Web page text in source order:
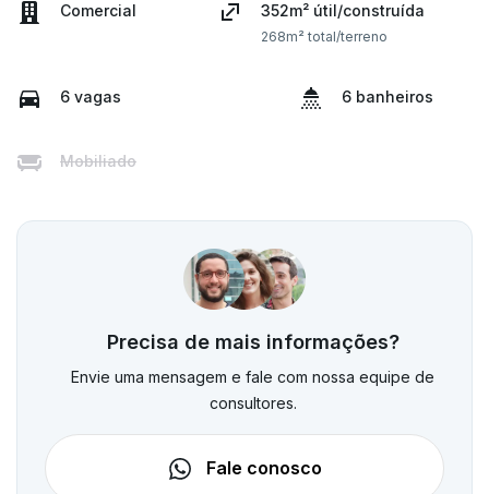
Comercial 352m² útil/construída
268m² total/terreno
6 vagas 6 banheiros
Mobiliado
Precisa de mais informações?
Envie uma mensagem e fale com nossa equipe de
consultores.
Fale conosco